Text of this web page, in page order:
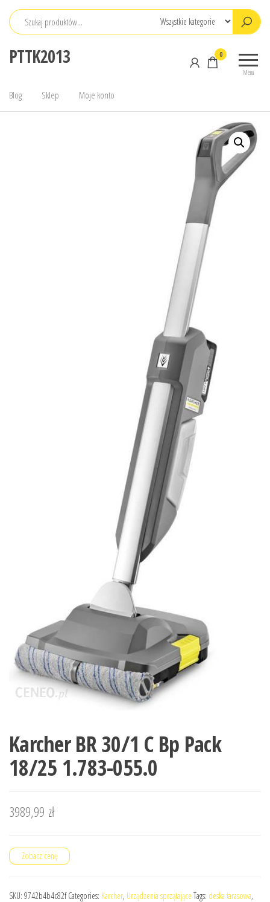
Przejdź
PTTK2013
Menu
0
Blog Sklep Moje konto
Karcher BR 30/1 C Bp Pack
18/25 1.783-055.0
3989,99 zł
Zobacz cenę
SKU: 9742b4b4c82f Categories: Karcher, Urządzenia sprzątające Tags: deska tarasowa,